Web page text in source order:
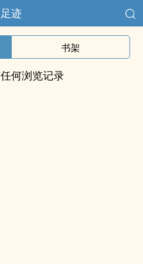
足迹
书架
何浏览记录